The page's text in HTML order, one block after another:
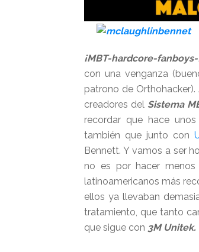
¡MBT-hardcore-
con una venganza
patrono de
creadores del Sistema
recordar que hace
también que junto con
Bennett. Y vamos a ser
no es por hacer
latinoamericanos más
ellos ya llevaban
tratamiento, que tanto
que sigue con 3M Unitek.